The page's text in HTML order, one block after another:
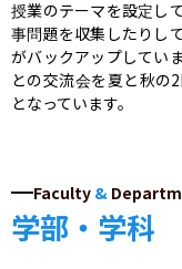
授業のテーマを設定し
事問題を収集したりし
がバックアップしてい
との交流会を夏と秋の
となっています。
Faculty &
学部・学科